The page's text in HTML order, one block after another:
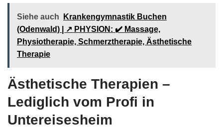
Siehe auch
Krankengymnastik Buchen
(Odenwald) | ↗️ PHYSION: ✔️ Massage,
Physiotherapie, Schmerztherapie, Ästhetische
Therapie
Ästhetische Therapien –
Lediglich vom Profi in
Untereisesheim